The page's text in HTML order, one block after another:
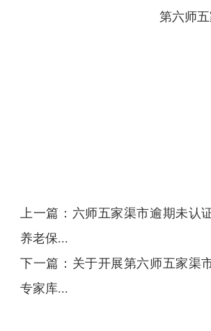
第六师五
上一篇： 六师五家渠市逾期未认
养老保...
下一篇： 关于开展第六师五家渠
专家库...